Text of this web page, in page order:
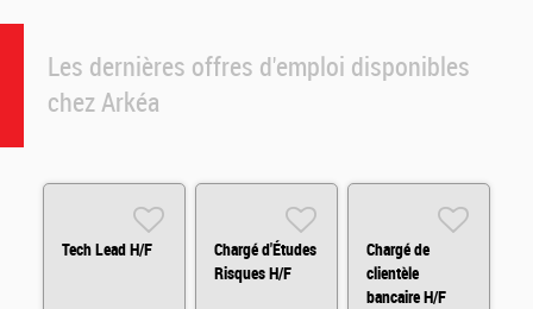
Les dernières offres d'emploi disponibles
chez Arkéa
Tech Lead H/F
Chargé d'Études
Risques H/F
Chargé de
clientèle
bancaire H/F